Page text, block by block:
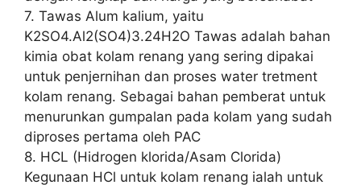
7. Tawas Alum kalium, yaitu
K2SO4.Al2(SO4)3.24H2O Tawas adalah bahan
kimia obat kolam renang yang sering dipakai
untuk penjernihan dan proses water tretment
kolam renang. Sebagai bahan pemberat untuk
menurunkan gumpalan pada kolam yang sudah
diproses pertama oleh PAC
8. HCL (Hidrogen klorida/Asam Clorida)
Kegunaan HCl untuk kolam renang ialah untuk